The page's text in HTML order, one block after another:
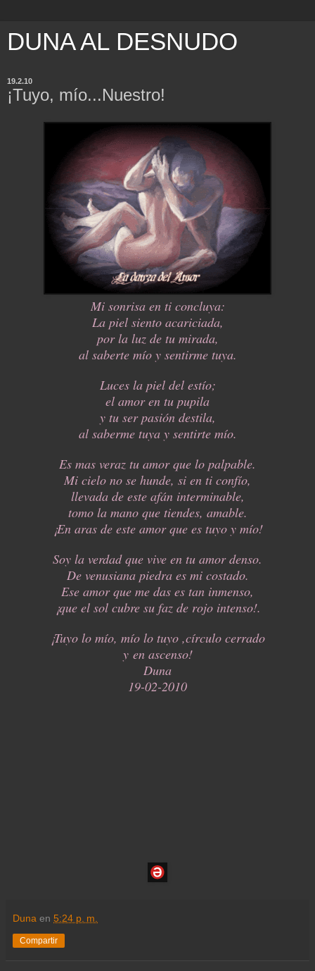
DUNA AL DESNUDO
19.2.10
¡Tuyo, mío...Nuestro!
Mi sonrisa en ti concluya:
La piel siento acariciada,
por la luz de tu mirada,
al saberte mío y sentirme tuya.
Luces la piel del estío;
el amor en tu pupila
y tu ser pasión destila,
al saberme tuya y sentirte mío.
Es mas veraz tu amor que lo palpable.
Mi cielo no se hunde, si en ti confío,
llevada de este afán interminable,
tomo la mano que tiendes, amable.
¡En aras de este amor que es tuyo y mío!
Soy la verdad que vive en tu amor denso.
De venusiana piedra es mi costado.
Ese amor que me das es tan inmenso,
¡que el sol cubre su faz de rojo intenso!.
¡Tuyo lo mío, mío lo tuyo ,círculo cerrado
y en ascenso!
Duna
19-02-2010
Duna en 5:24 p. m.
Compartir